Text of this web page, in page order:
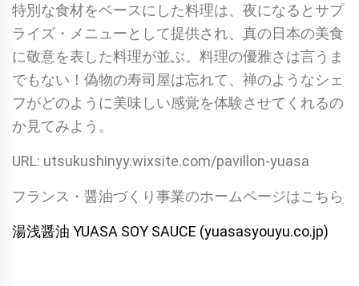
特別な食材をベースにした料理は、夜になるとサプ
ライズ・メニューとして提供され、真の日本の美食
に敬意を表した料理が並ぶ。料理の優雅さは言うま
でもない！偽物の寿司屋は忘れて、禅のようなシェ
フがどのように美味しい感覚を体験させてくれるの
か見てみよう。
URL: utsukushinyy.wixsite.com/pavillon-yuasa
フランス・醤油づくり事業のホームページはこちら
湯浅醤油 YUASA SOY SAUCE (yuasasyouyu.co.jp)